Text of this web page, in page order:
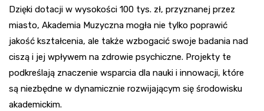
Dzięki dotacji w wysokości 100 tys. zł, przyznanej przez
miasto, Akademia Muzyczna mogła nie tylko poprawić
jakość kształcenia, ale także wzbogacić swoje badania nad
ciszą i jej wpływem na zdrowie psychiczne. Projekty te
podkreślają znaczenie wsparcia dla nauki i innowacji, które
są niezbędne w dynamicznie rozwijającym się środowisku
akademickim.